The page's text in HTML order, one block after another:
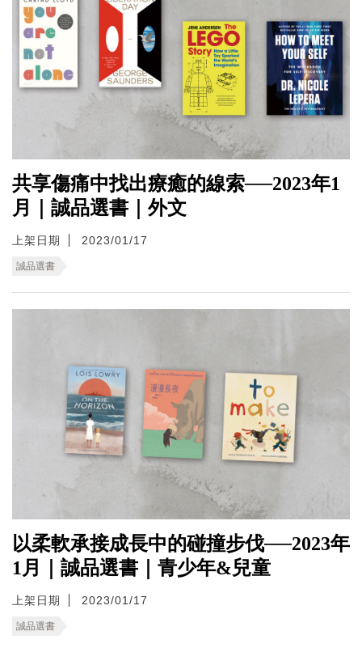
共享傷痛中找出療癒的線索──2023年1
月｜誠品選書｜外文
上架日期 2023/01/17
誠品選書
以柔軟承接成長中的碰撞步伐──2023年
1月｜誠品選書｜青少年&兒童
上架日期 2023/01/17
誠品選書